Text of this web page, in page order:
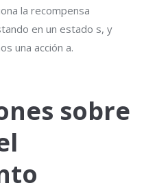
la recompensa
en un estado s, y
una acción a.
sobre